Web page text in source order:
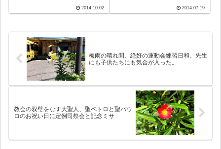
母のご絵のこと。屋久島教会記
2014.10.02
欲しい」という友情の証しなの
2014.07.19
梅雨の晴れ間、絶好の運動会練習日和。先生
にも子供たちにも気合が入った。
教会の双璧をなす大聖人、聖ペトロと聖パウ
ロのお祝い日に定例司祭会と記念ミサ